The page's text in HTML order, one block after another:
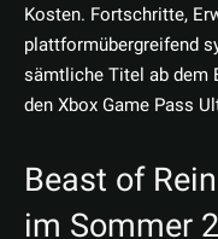
Kosten. Fortschritte,
plattformübergreifend
sämtliche Titel ab dem
den Xbox Game Pass
Beast of
im Sommer